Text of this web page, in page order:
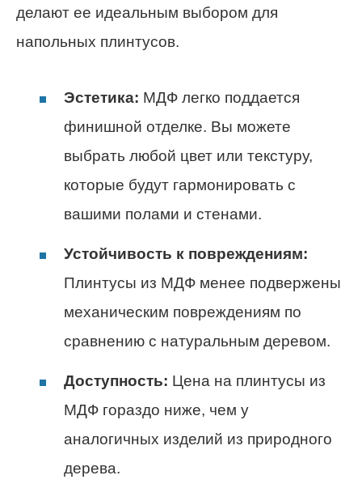
делают ее идеальным выбором для
напольных плинтусов.
Эстетика: МДФ легко поддается
финишной отделке. Вы можете
выбрать любой цвет или текстуру,
которые будут гармонировать с
вашими полами и стенами.
Устойчивость к повреждениям:
Плинтусы из МДФ менее подвержены
механическим повреждениям по
сравнению с натуральным деревом.
Доступность: Цена на плинтусы из
МДФ гораздо ниже, чем у
аналогичных изделий из природного
дерева.